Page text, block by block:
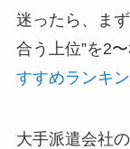
迷ったら、ま
合う上位”を2
すすめランキ
大手派遣会社